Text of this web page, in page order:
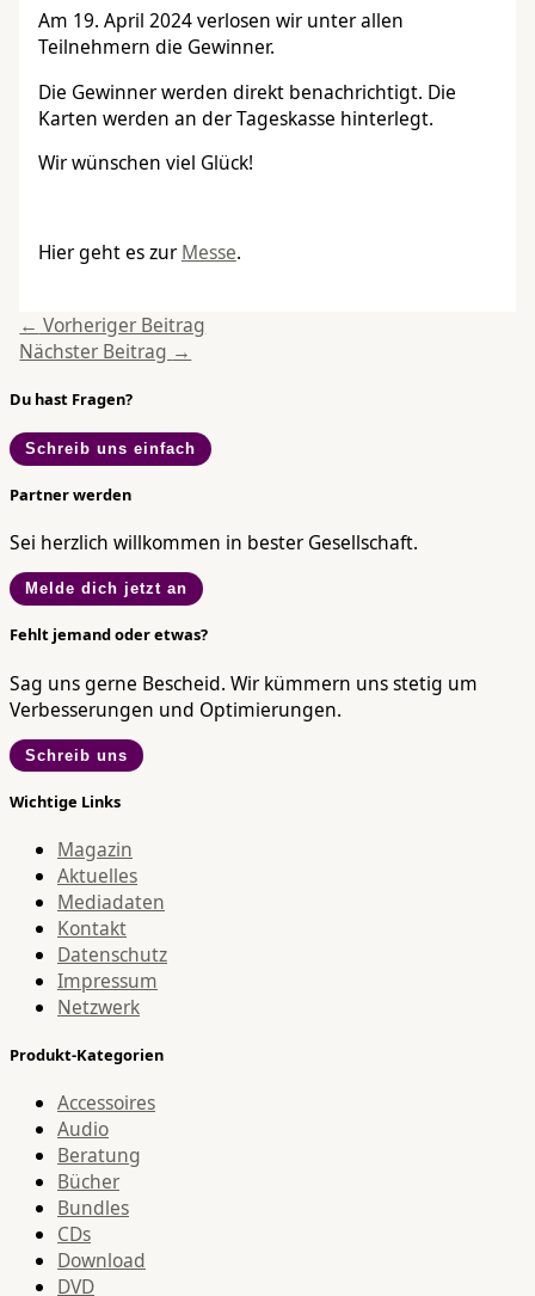
Am 19. April 2024 verlosen wir unter allen
Teilnehmern die Gewinner.
Die Gewinner werden direkt benachrichtigt. Die
Karten werden an der Tageskasse hinterlegt.
Wir wünschen viel Glück!
Hier geht es zurMesse.
← Vorheriger Beitrag
Nächster Beitrag →
Du hast Fragen?
Schreib uns einfach
Partner werden
Sei herzlich willkommen in bester Gesellschaft.
Melde dich jetzt an
Fehlt jemand oder etwas?
Sag uns gerne Bescheid. Wir kümmern uns stetig um
Verbesserungen und Optimierungen.
Schreib uns
Wichtige Links
Magazin
Aktuelles
Mediadaten
Kontakt
Datenschutz
Impressum
Netzwerk
Produkt-Kategorien
Accessoires
Audio
Beratung
Bücher
Bundles
CDs
Download
DVD